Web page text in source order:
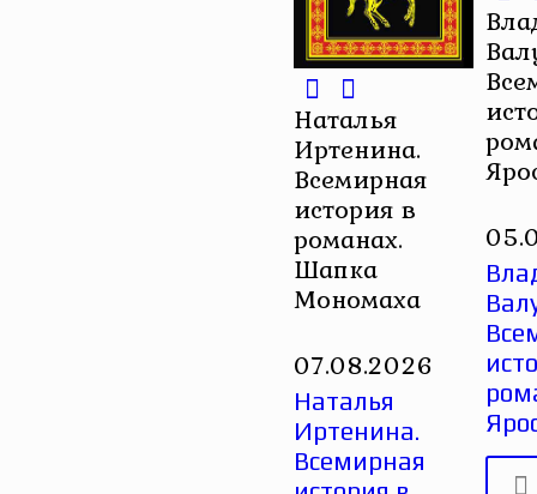
Наталья
Иртенина.
Всемирная
история в
романах.
Шапка
Мономаха
07.08.2026
Наталья
Иртенина.
Всемирная